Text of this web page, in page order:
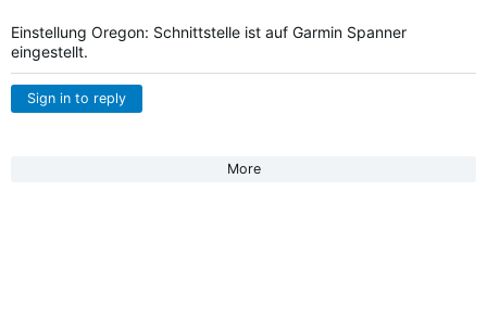
Einstellung Oregon: Schnittstelle ist auf Garmin Spanner
eingestellt.
Sign in to reply
More